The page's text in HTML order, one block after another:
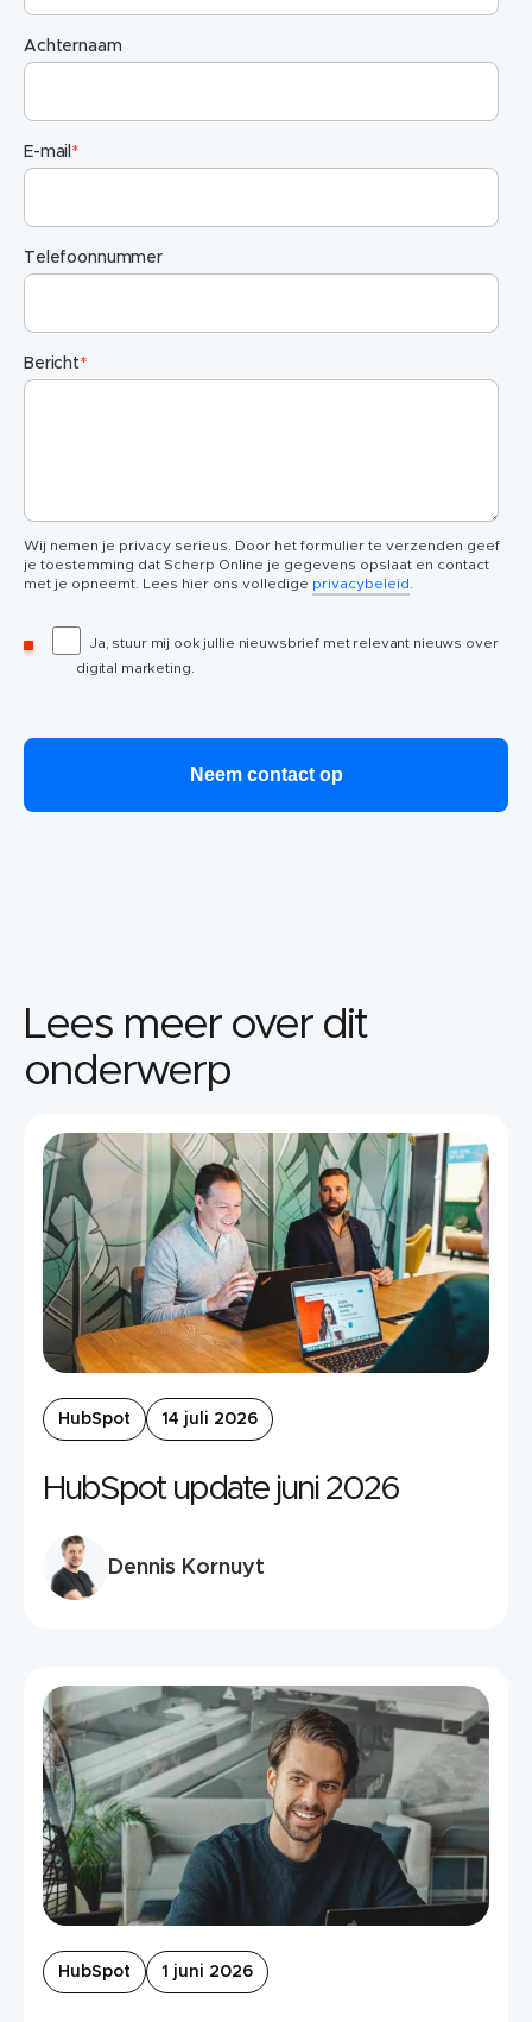
Achternaam
E-mail *
Telefoonnummer
Bericht*
Wij nemen je privacy serieus. Door het formulier te verzenden geef
je toestemming dat Scherp Online je gegevens opslaat en contact
met je opneemt. Lees hier ons volledige privacybeleid
Ja, stuur mij ook jullie nieuwsbrief met relevant nieuws over
digital marketing.
Lees meer over dit
onderwerp
HubSpot 14 juli 2026
HubSpot update juni 2026
Dennis Kornuyt
HubSpot 1 juni 2026